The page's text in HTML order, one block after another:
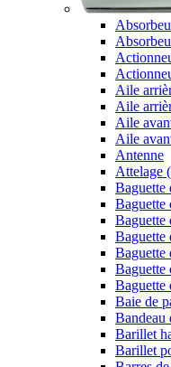
Aile
Aile
Aile
Aile
Antenne
Attelage
Baguette
Baguette
Baguette
Baguette
Baguette
Baguette
Baguette
Baie de
Bandeau
Barillet
Barillet